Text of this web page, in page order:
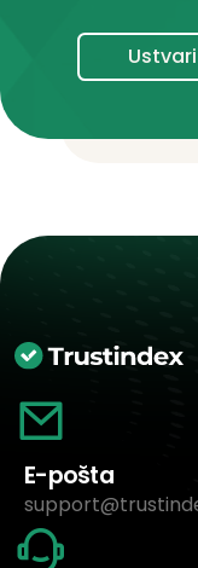
E-pošta